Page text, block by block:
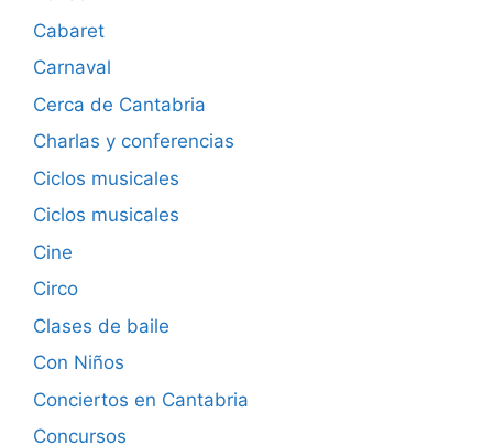
Cabaret
Carnaval
Cerca de Cantabria
Charlas y conferencias
Ciclos musicales
Ciclos musicales
Cine
Circo
Clases de baile
Con Niños
Conciertos en Cantabria
Concursos